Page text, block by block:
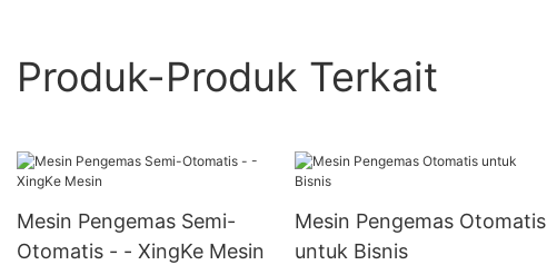
Produk-Produk Terkait
Mesin Pengemas Semi-
Otomatis - - XingKe Mesin
Mesin Pengemas Otomatis
untuk Bisnis